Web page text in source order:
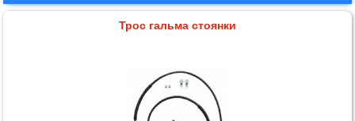
Трос гальма стоянки